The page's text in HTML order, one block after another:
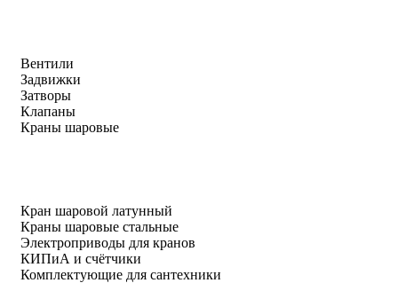
Вентили
Задвижки
Затворы
Клапаны
Краны шаровые
Кран шаровой латунный
Краны шаровые стальные
Электроприводы для кранов
КИПиА и счётчики
Комплектующие для сантехники